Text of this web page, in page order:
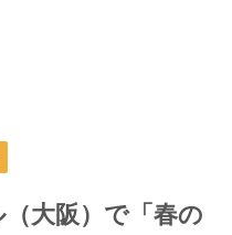
大阪）で「春の